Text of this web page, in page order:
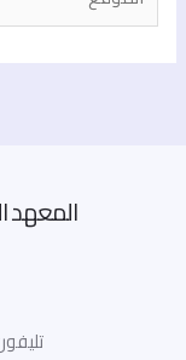
المعهد